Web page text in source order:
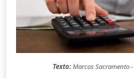
Texto:Marcos Sacramento -